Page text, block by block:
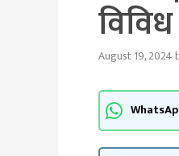
August 19, 2024